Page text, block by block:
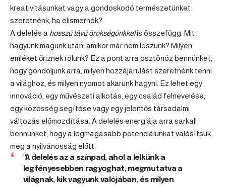
kreativitásunkat vagy a gondoskodó természetünket
szeretnénk, ha elismernék?
A delelés a hosszú távú örökségünkkelis összefügg. Mit
hagyunk magunk után, amikor már nem leszünk? Milyen
emléket őriznek rólunk? Ez a pont arra ösztönöz bennünket,
hogy gondoljunk arra, milyen hozzájárulást szeretnénk tenni
a világhoz, és milyen nyomot akarunk hagyni. Ez lehet egy
innováció, egy művészeti alkotás, egy család felnevelése,
egy közösség segítése vagy egy jelentős társadalmi
változás előmozdítása. A delelés energiája arra sarkall
bennünket, hogy a legmagasabb potenciálunkat valósítsuk
meg a nyilvánosság előtt.
"A delelés az a színpad, ahol a lelkünk a
legfényesebben ragyoghat, megmutatva a
világnak, kik vagyunk valójában, és milyen